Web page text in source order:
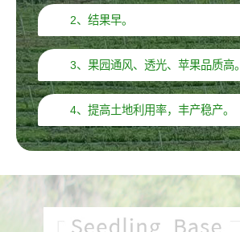
2、结果早。
3、果园通风、透光、苹果品质高。
4、提高土地利用率，丰产稳产。